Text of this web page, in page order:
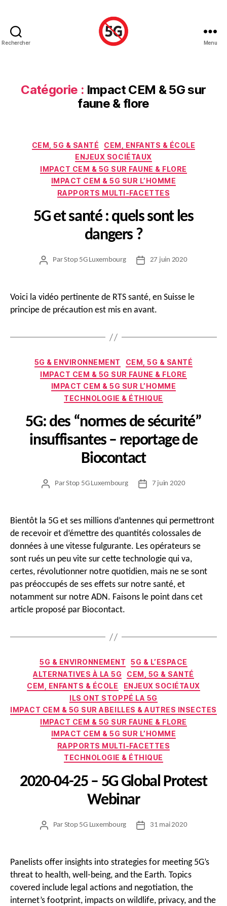
Rechercher Menu
Catégorie : Impact CEM & 5G sur
faune & flore
Catégories
CEM, 5G & SANTÉ
CEM, ENFANTS & ÉCOLE
ENJEUX SOCIÉTAUX
IMPACT CEM & 5G SUR FAUNE & FLORE
IMPACT CEM & 5G SUR L’HOMME
RAPPORTS MULTI-FACETTES
5G et santé : quels sont les
dangers ?
Auteur
ParStop 5G Luxembourg
Date27 juin 2020
Voici la vidéo pertinente de RTS santé, en Suisse le
principe de précaution est mis en avant.
Catégories
5G & ENVIRONNEMENT
CEM, 5G & SANTÉ
IMPACT CEM & 5G SUR FAUNE & FLORE
IMPACT CEM & 5G SUR L’HOMME
TECHNOLOGIE & ÉTHIQUE
5G: des “normes de sécurité”
insuffisantes – reportage de
Biocontact
Auteur
ParStop 5G Luxembourg
Date7 juin 2020
Bientôt la 5G et ses millions d’antennes qui permettront
de recevoir et d’émettre des quantités colossales de
données à une vitesse fulgurante. Les opérateurs se
sont rués un peu vite sur cette technologie qui va,
certes, révolutionner notre quotidien, mais ne se sont
pas préoccupés de ses effets sur notre santé, et
notamment sur notre ADN. Faisons le point dans cet
article proposé par Biocontact.
Catégories
5G & ENVIRONNEMENT
5G & L’ESPACE
ALTERNATIVES À LA 5G
CEM, 5G & SANTÉ
CEM, ENFANTS & ÉCOLE
ENJEUX SOCIÉTAUX
ILS ONT STOPPÉ LA 5G
IMPACT CEM & 5G SUR ABEILLES & AUTRES INSECTES
IMPACT CEM & 5G SUR FAUNE & FLORE
IMPACT CEM & 5G SUR L’HOMME
RAPPORTS MULTI-FACETTES
TECHNOLOGIE & ÉTHIQUE
2020-04-25 – 5G Global Protest
Webinar
Auteur
Par Stop 5G Luxembourg
Date31 mai 2020
Panelists offer insights into strategies for meeting 5G’s
threat to health, well-being, and the Earth. Topics
covered include legal actions and negotiation, the
internet’s footprint, impacts on wildlife, privacy, and the